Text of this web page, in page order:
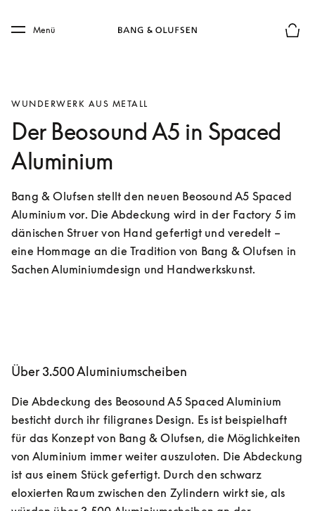
Skip to main footer
Menü
WUNDERWERK AUS METALL
Der Beosound A5 in Spaced
Aluminium
Bang & Olufsen stellt den neuen Beosound A5 Spaced
Aluminium vor. Die Abdeckung wird in der Factory 5 im
dänischen Struer von Hand gefertigt und veredelt –
eine Hommage an die Tradition von Bang & Olufsen in
Sachen Aluminiumdesign und Handwerkskunst.
Über 3.500 Aluminiumscheiben
Die Abdeckung des Beosound A5 Spaced Aluminium
besticht durch ihr filigranes Design. Es ist beispielhaft
für das Konzept von Bang & Olufsen, die Möglichkeiten
von Aluminium immer weiter auszuloten. Die Abdeckung
ist aus einem Stück gefertigt. Durch den schwarz
eloxierten Raum zwischen den Zylindern wirkt sie, als